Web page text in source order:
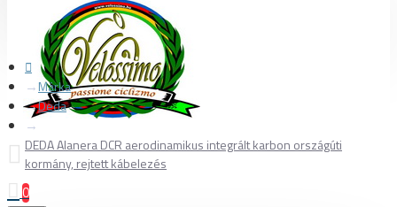
0
Márka
Deda
DEDA Alanera DCR aerodinamikus integrált karbon országúti
kormány, rejtett kábelezés